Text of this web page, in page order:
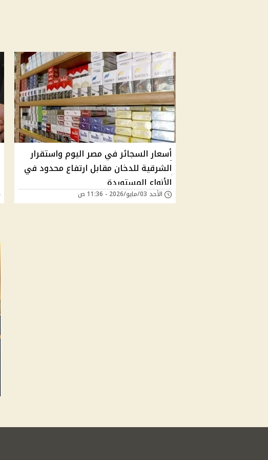
أسعار السجائر في مصر اليوم واستقرار
الشرقية للدخان مقابل ارتفاع محدود في
الأنواع المستوردة
الأحد 03/مايو/2026 - 11:36 ص